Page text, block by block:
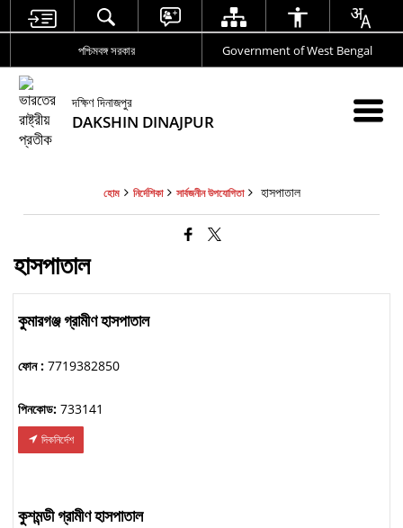
পশ্চিমবঙ্গ সরকার Government of West Bengal
দক্ষিণ দিনাজপুর
DAKSHIN DINAJPUR
হোম নির্দেশিকা সার্বজনীন উপযোগিতা হাসপাতাল
হাসপাতাল
কুমারগঞ্জ গ্রামীণ হাসপাতাল
ফোন :7719382850
পিনকোড:733141
দিকনির্দেশ
কুশমন্ডী গ্রামীণ হাসপাতাল